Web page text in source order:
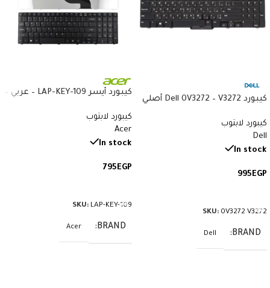
كيبورد Dell 0V3272 – V3272 أصلي
بالعربي والإنجليزي
كيبورد لابتوب
Dell
In stock
995EGP
SKU: 0V3272 V3272
BRAND
Dell
كيبورد أيسر LAP-KEY-109 – عربي –
و8935G
كيبورد لابتوب
Acer
In stock
795EGP
SKU: LAP-KEY-109
BRAND
Acer